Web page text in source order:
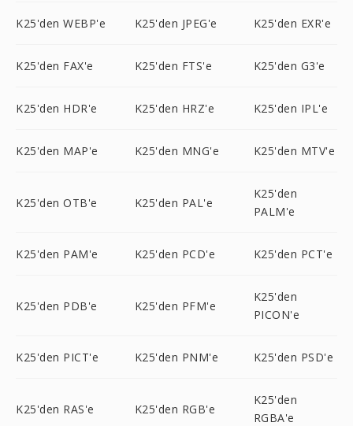
K25'den WEBP'e K25'den JPEG'e K25'den EXR'e
K25'den FAX'e K25'den FTS'e K25'den G3'e
K25'den HDR'e K25'den HRZ'e K25'den IPL'e
K25'den MAP'e K25'den MNG'e K25'den MTV'e
K25'den OTB'e K25'den PAL'e
K25'den
PALM'e
K25'den PAM'e K25'den PCD'e K25'den PCT'e
K25'den PDB'e K25'den PFM'e
K25'den
PICON'e
K25'den PICT'e K25'den PNM'e K25'den PSD'e
K25'den RAS'e K25'den RGB'e
K25'den
RGBA'e